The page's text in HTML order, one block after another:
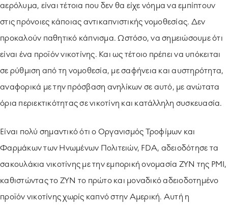
αερόλυμα, είναι τέτοια που δεν θα είχε νόημα να εμπίπτουν
στις πρόνοιες κάποιας αντικαπνιστικής νομοθεσίας. Δεν
προκαλούν παθητικό κάπνισμα. Ωστόσο, να σημειώσουμε ότι
είναι ένα προϊόν νικοτίνης. Και ως τέτοιο πρέπει να υπόκειται
σε ρύθμιση από τη νομοθεσία, με σαφήνεια και αυστηρότητα,
αναφορικά με την πρόσβαση ανηλίκων σε αυτό, με ανώτατα
όρια περιεκτικότητας σε νικοτίνη και κατάλληλη συσκευασία.
Είναι πολύ σημαντικό ότι ο Οργανισμός Τροφίμων και
Φαρμάκων των Ηνωμένων Πολιτειών, FDA, αδειοδότησε τα
σακουλάκια νικοτίνης με την εμπορική ονομασία ΖΥΝ της PMI,
καθιστώντας το ΖΥΝ το πρώτο και μοναδικό αδειοδοτημένο
προϊόν νικοτίνης χωρίς καπνό στην Αμερική. Αυτή η